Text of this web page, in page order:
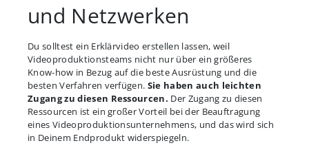
und Netzwerken
Du solltest ein Erklärvideo erstellen lassen, weil
Videoproduktionsteams nicht nur über ein größeres
Know-how in Bezug auf die beste Ausrüstung und die
besten Verfahren verfügen. Sie haben auch leichten
Zugang zu diesen Ressourcen. Der Zugang zu diesen
Ressourcen ist ein großer Vorteil bei der Beauftragung
eines Videoproduktionsunternehmens, und das wird sich
in Deinem Endprodukt widerspiegeln.